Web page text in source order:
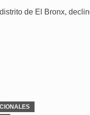
de El Bronx,